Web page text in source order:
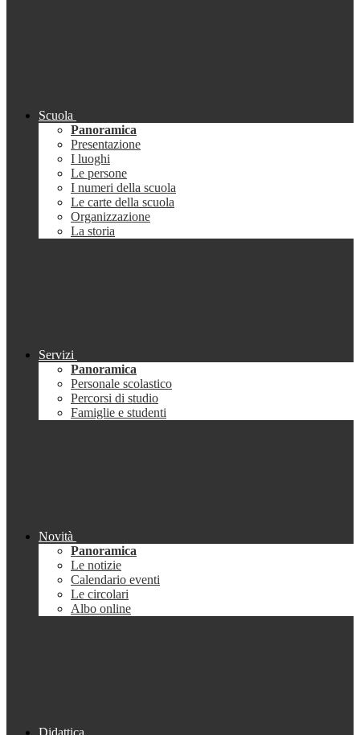
Scuola
Panoramica
Presentazione
I luoghi
Le persone
I numeri della scuola
Le carte della scuola
Organizzazione
La storia
Servizi
Panoramica
Personale scolastico
Percorsi di studio
Famiglie e studenti
Novità
Panoramica
Le notizie
Calendario eventi
Le circolari
Albo online